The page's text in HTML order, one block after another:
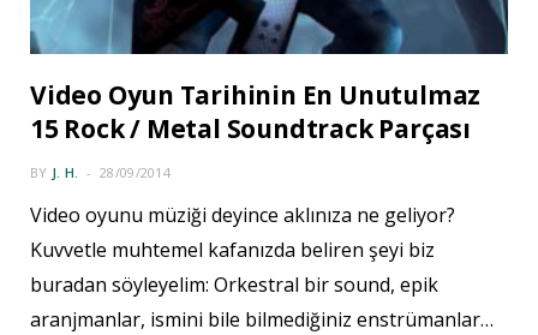
Video Oyun Tarihinin En Unutulmaz
15 Rock / Metal Soundtrack Parçası
BY J. H. 28/09/2014
Video oyunu müziği deyince aklınıza ne geliyor?
Kuvvetle muhtemel kafanızda beliren şeyi biz
buradan söyleyelim: Orkestral bir sound, epik
aranjmanlar, ismini bile bilmediğiniz enstrümanlar…